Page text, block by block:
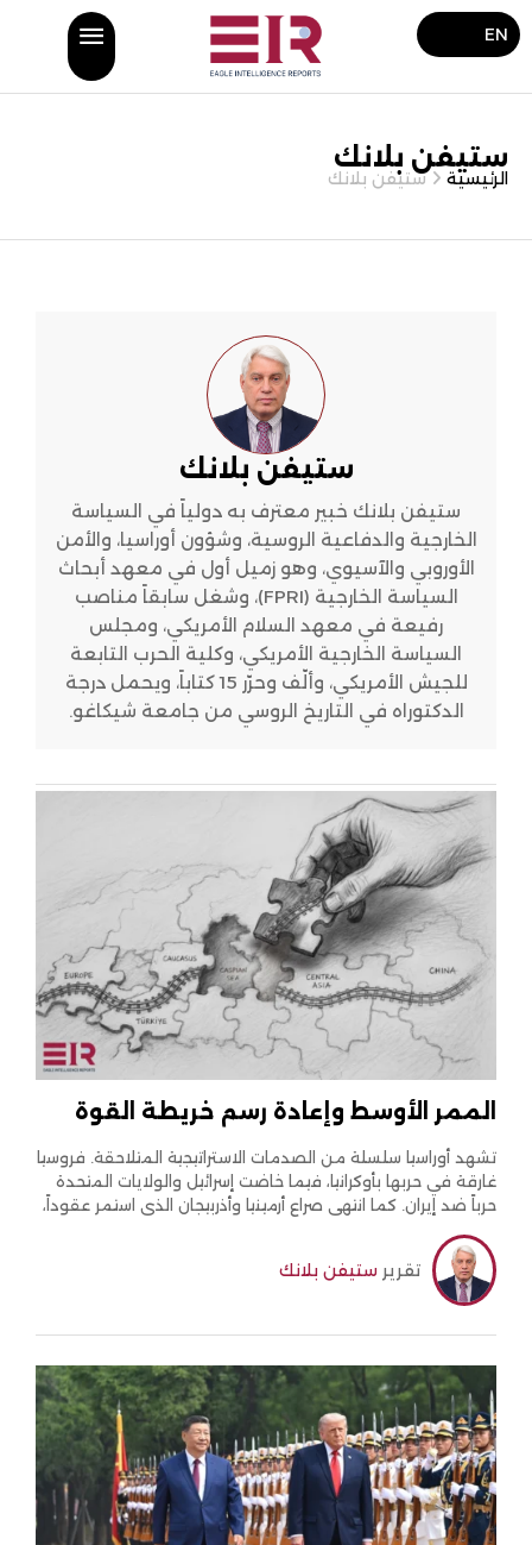
EN
ستيفن بلانك
الرئيسية ستيفن بلانك
ستيفن بلانك
ستيفن بلانك خبير معترف به دولياً في السياسة
الخارجية والدفاعية الروسية، وشؤون أوراسيا، والأمن
الأوروبي والآسيوي، وهو زميل أول في معهد أبحاث
السياسة الخارجية (FPRI)، وشغل سابقاً مناصب
رفيعة في معهد السلام الأمريكي، ومجلس
السياسة الخارجية الأمريكي، وكلية الحرب التابعة
للجيش الأمريكي، وألّف وحرّر 15 كتاباً، ويحمل درجة
الدكتوراه في التاريخ الروسي من جامعة شيكاغو.
الممر الأوسط وإعادة رسم خريطة القوة
تشهد أوراسيا سلسلة من الصدمات الاستراتيجية المتلاحقة. فروسيا
غارقة في حربها بأوكرانيا، فيما خاضت إسرائيل والولايات المتحدة
حرباً ضد إيران. كما انتهى صراع أرمينيا وأذربيجان الذي استمر عقوداً،
تقرير ستيفن بلانك